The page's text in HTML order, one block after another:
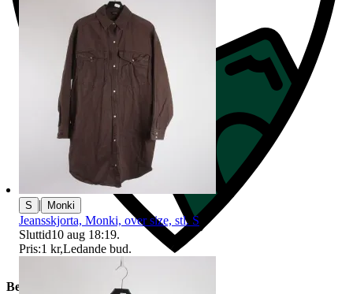
Beskrivning
S | Monki
Jeansskjorta, Monki, over size, stl. S
Sluttid10 aug 18:19.
Pris:1 kr,Ledande bud.